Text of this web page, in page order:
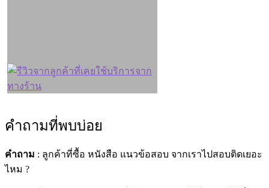
คำถามที่พบบ่อย
คำถาม : ลูกค้าที่ซื้อ หนังสือ แนวข้อสอบ จากเราไปสอบติดเยอะ
ไหม ?